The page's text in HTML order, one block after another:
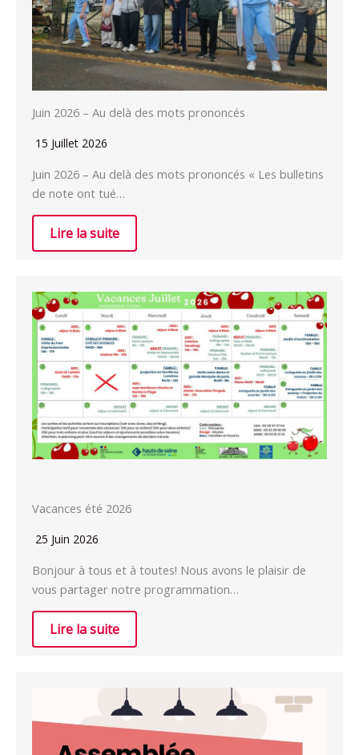
Juin 2026 – Au delà des mots prononcés
15 Juillet 2026
Juin 2026 – Au delà des mots prononcés « Les bulletins
de note ont tué…
Lire la suite
Vacances été 2026
25 Juin 2026
Bonjour à tous et à toutes! Nous avons le plaisir de
vous partager notre programmation…
Lire la suite